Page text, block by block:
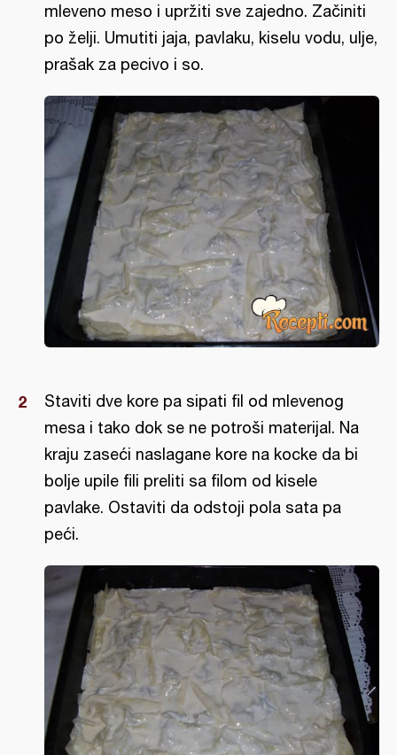
mleveno meso i upržiti sve zajedno. Začiniti
po želji. Umutiti jaja, pavlaku, kiselu vodu, ulje,
prašak za pecivo i so.
Staviti dve kore pa sipati fil od mlevenog
mesa i tako dok se ne potroši materijal. Na
kraju zaseći naslagane kore na kocke da bi
bolje upile fili preliti sa filom od kisele
pavlake. Ostaviti da odstoji pola sata pa
peći.